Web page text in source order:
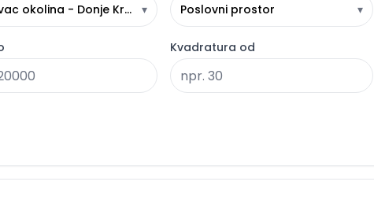
okolina - Donje Krajince
▾
Poslovni prostor
▾
Kvadratura od